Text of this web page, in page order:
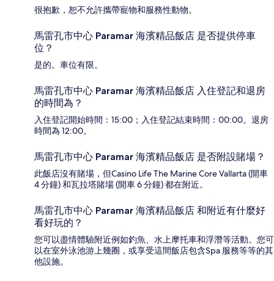
很抱歉，恕不允許攜帶寵物和服務性動物。
馬雷孔市中心 Paramar 海濱精品飯店 是否提供停車
位？
是的。車位有限。
馬雷孔市中心 Paramar 海濱精品飯店 入住登記和退房
的時間為？
入住登記開始時間：15:00；入住登記結束時間：00:00。退房
時間為 12:00。
馬雷孔市中心 Paramar 海濱精品飯店 是否附設賭場？
此飯店沒有賭場，但Casino Life The Marine Core Vallarta (開車
4 分鐘) 和瓦拉塔賭場 (開車 6 分鐘) 都在附近。
馬雷孔市中心 Paramar 海濱精品飯店 和附近有什麼好
看好玩的？
您可以盡情體驗附近例如釣魚、水上摩托車和浮潛等活動。您可
以在室外泳池游上幾圈，或享受這間飯店包含Spa 服務等等的其
他設施。